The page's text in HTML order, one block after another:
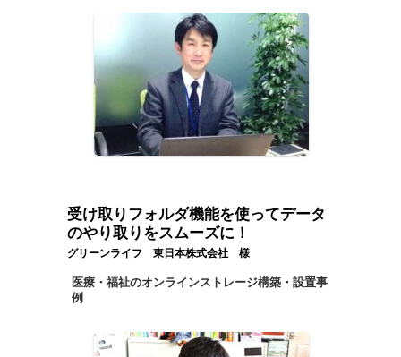
受け取りフォルダ機能を使ってデータ
のやり取りをスムーズに！
グリーンライフ 東日本株式会社 様
医療・福祉のオンラインストレージ構築・設置事
例